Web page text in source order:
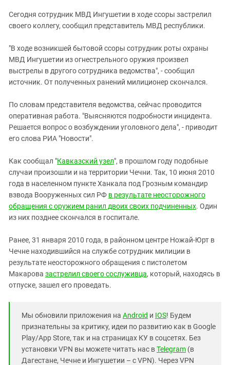
КАВКАЗ ЗА ПАЛЕСТИНУ
ИНАКОМЫСЛИЕ В ЧЕЧНЕ
МОБИЛИЗАЦИЯ И ПРОТЕСТЫ
Ингушетия
Калмыкия
Карачаево-Черкесия
Краснодарский край
Нагорный Карабах
Российская Федерация
Ростовская область
Ставропольский край
Чечня
Южная Осетия
Сегодня сотрудник МВД Ингушетии в ходе ссоры застрелил
своего коллегу, сообщил представитель МВД республики.
"В ходе возникшей бытовой ссоры сотрудник роты охраны
МВД Ингушетии из огнестрельного оружия произвел
выстрелы в другого сотрудника ведомства", - сообщил
источник. От полученных ранений милиционер скончался.
По словам представителя ведомства, сейчас проводится
оперативная работа. "Выясняются подробности инцидента.
Решается вопрос о возбуждении уголовного дела", - приводит
его слова РИА "Новости".
Как сообщал "Кавказский узел", в прошлом году подобные
случаи произошли и на территории Чечни. Так, 10 июня 2010
года в населенном пункте Ханкала под Грозным командир
взвода Вооруженных сил РФ в результате неосторожного
обращения с оружием ранил двоих своих подчиненных. Один
из них позднее скончался в госпитале.
Ранее, 31 января 2010 года, в районном центре Ножай-Юрт в
Чечне находившийся на службе сотрудник милиции в
результате неосторожного обращения с пистолетом
Макарова застрелил своего сослуживца, который, находясь в
отпуске, зашел его проведать.
Мы обновили приложения на Android и IOS! Будем
признательны за критику, идеи по развитию как в Google
Play/App Store, так и на страницах КУ в соцсетях. Без
установки VPN вы можете читать нас вTelegram (в
Дагестане, Чечне и Ингушетии – с VPN). Через VPN